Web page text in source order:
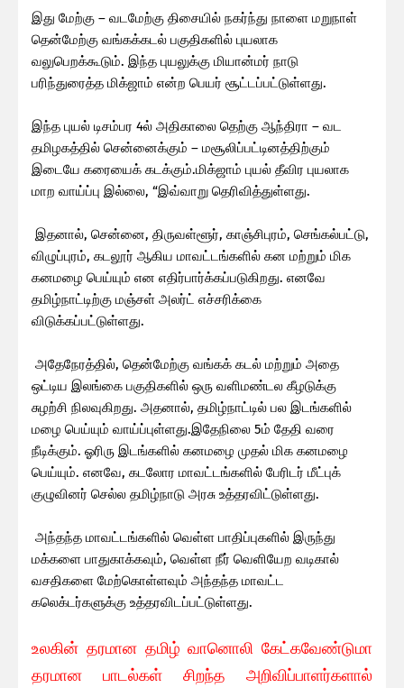
இது மேற்கு – வடமேற்கு திசையில் நகர்ந்து நாளை மறுநாள்
தென்மேற்கு வங்கக்கடல் பகுதிகளில் புயலாக
வலுபெறக்கூடும். இந்த புயலுக்கு மியான்மர் நாடு
பரிந்துரைத்த மிக்ஜாம் என்ற பெயர் சூட்டப்பட்டுள்ளது.
இந்த புயல் டிசம்பர 4ல் அதிகாலை தெற்கு ஆந்திரா – வட
தமிழகத்தில் சென்னைக்கும் – மசூலிப்பட்டினத்திற்கும்
இடையே கரையைக் கடக்கும்.மிக்ஜாம் புயல் தீவிர புயலாக
மாற வாய்ப்பு இல்லை, “இவ்வாறு தெரிவித்துள்ளது.
இதனால், சென்னை, திருவள்ளூர், காஞ்சிபுரம், செங்கல்பட்டு,
விழுப்புரம், கடலூர் ஆகிய மாவட்டங்களில் கன மற்றும் மிக
கனமழை பெய்யும் என எதிர்பார்க்கப்படுகிறது. எனவே
தமிழ்நாட்டிற்கு மஞ்சள் அலர்ட் எச்சரிக்கை
விடுக்கப்பட்டுள்ளது.
அதேநேரத்தில், தென்மேற்கு வங்கக் கடல் மற்றும் அதை
ஒட்டிய இலங்கை பகுதிகளில் ஒரு வளிமண்டல கீழடுக்கு
சுழற்சி நிலவுகிறது. அதனால், தமிழ்நாட்டில் பல இடங்களில்
மழை பெய்யும் வாய்ப்புள்ளது.இதேநிலை 5ம் தேதி வரை
நீடிக்கும். ஓரிரு இடங்களில் கனமழை முதல் மிக கனமழை
பெய்யும். எனவே, கடலோர மாவட்டங்களில் பேரிடர் மீட்புக்
குழுவினர் செல்ல தமிழ்நாடு அரசு உத்தரவிட்டுள்ளது.
அந்தந்த மாவட்டங்களில் வெள்ள பாதிப்புகளில் இருந்து
மக்களை பாதுகாக்கவும், வெள்ள நீர் வெளியேற வடிகால்
வசதிகளை மேற்கொள்ளவும் அந்தந்த மாவட்ட
கலெக்டர்களுக்கு உத்தரவிடப்பட்டுள்ளது.
உலகின் தரமான தமிழ் வானொலி கேட்கவேண்டுமா
தரமான பாடல்கள் சிறந்த அறிவிப்பாளர்களால்